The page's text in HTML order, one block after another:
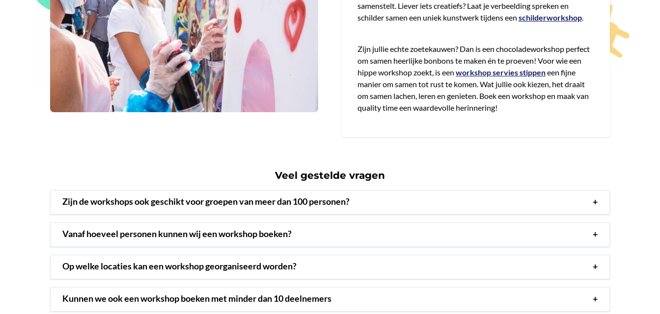
samenstelt. Liever iets creatiefs? Laat je verbeelding spreken en
schilder samen een uniek kunstwerk tijdens een schilderworkshop
Zijn jullie echte zoetekauwen? Dan is een chocoladeworkshop perfect
om samen heerlijke bonbons te maken én te proeven! Voor wie een
hippe workshop zoekt, is een workshop servies stippeneen fijne
manier om samen tot rust te komen. Wat jullie ook kiezen, het draait
om samen lachen, leren en genieten. Boek een workshop en maak van
quality time een waardevolle herinnering!
Veel gestelde vragen
Zijn de workshops ook geschikt voor groepen van meer dan 100 personen? +
Vanaf hoeveel personen kunnen wij een workshop boeken? +
Op welke locaties kan een workshop georganiseerd worden? +
Kunnen we ook een workshop boeken met minder dan 10 deelnemers +